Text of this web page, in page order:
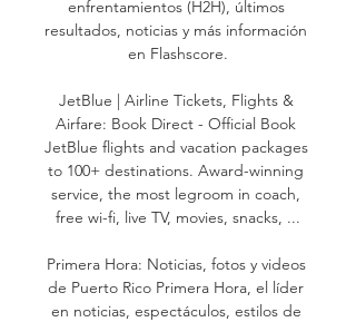
enfrentamientos (H2H), últimos
resultados, noticias y más información
en Flashscore.
JetBlue | Airline Tickets, Flights &
Airfare: Book Direct - Official Book
JetBlue flights and vacation packages
to 100+ destinations. Award-winning
service, the most legroom in coach,
free wi-fi, live TV, movies, snacks, ...
Primera Hora: Noticias, fotos y videos
de Puerto Rico Primera Hora, el líder
en noticias, espectáculos, estilos de